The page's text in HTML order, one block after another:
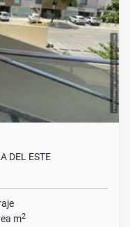
DEL ESTE
m2